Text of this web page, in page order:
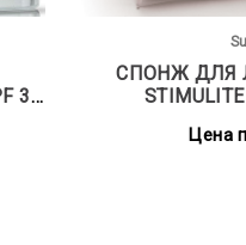
СПОНЖ ДЛЯ
Цена